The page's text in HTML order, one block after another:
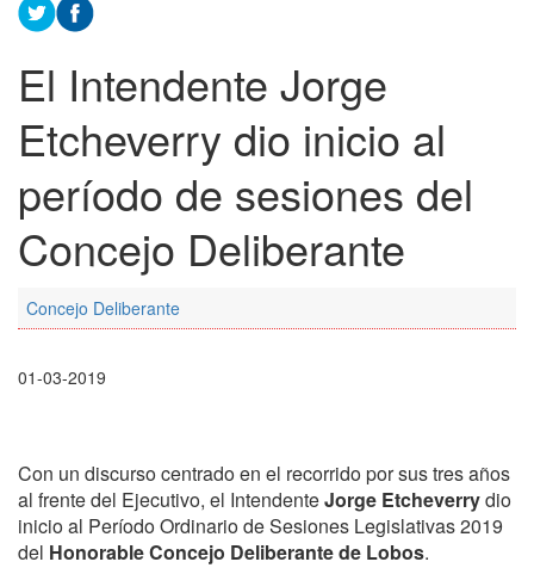
El Intendente Jorge
Etcheverry dio inicio al
período de sesiones del
Concejo Deliberante
Concejo Deliberante
01-03-2019
Con un discurso centrado en el recorrido por sus tres años
al frente del Ejecutivo, el IntendenteJorge Etcheverrydio
inicio al Período Ordinario de Sesiones Legislativas 2019
del Honorable Concejo Deliberante de Lobos.